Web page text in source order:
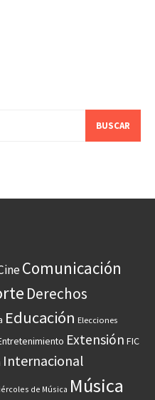
Comunicación
Derechos
Educación Elecciones
Extensión FIC
Internacional
de Música Música